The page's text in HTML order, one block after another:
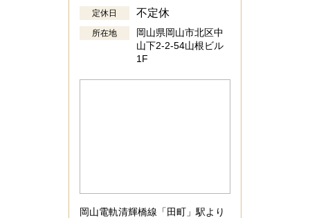
定休日 不定休
所在地
岡山県岡山市北区中
山下2-2-54山根ビル
1F
岡山電軌清輝橋線「田町」駅より